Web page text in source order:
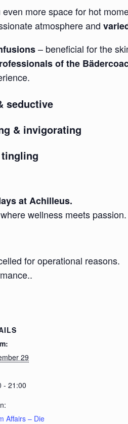
more space for hot
atmosphere and
– beneficial for the
of the
seductive
& invigorating
tingling
at Achilleus.
wellness meets passion.
for operational reasons.
29
- 21:00
Affairs – Die